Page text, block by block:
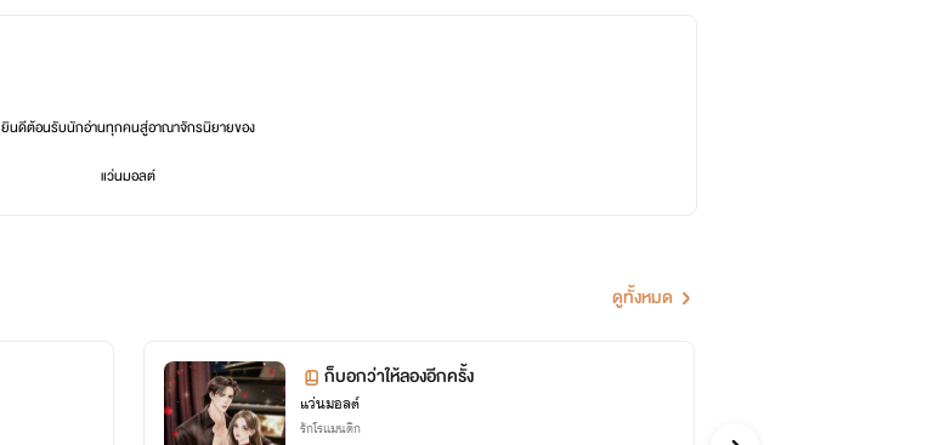
ยินดีต้อนรับนักอ่านทุกคนสู่อาณาจักรนิยายของ
แว่นมอลต์
🌷 June 2021 to November 2025 🌷
ดูทั้งหมด
ก็บอกว่าให้ลองอีกครั้ง
แว่นมอลต์
รักโรแมนติก